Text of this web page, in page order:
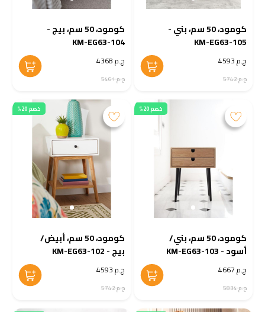
كومود، 50 سم، بني -
KM-EG63-105
ج.م 4593
ج.م 5742
كومود، 50 سم، بيج -
KM-EG63-104
ج.م 4368
ج.م 5461
خصم 20%
كومود، 50 سم، بني/
أسود - KM-EG63-103
ج.م 4667
ج.م 5834
خصم 20%
كومود، 50 سم، أبيض/
بيج - KM-EG63-102
ج.م 4593
ج.م 5742